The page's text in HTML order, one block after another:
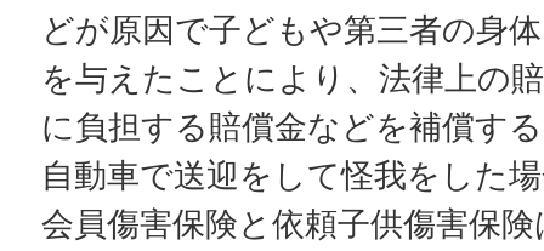
どが原因で子どもや第三者の身
を与えたことにより、法律上の
に負担する賠償金などを補償す
自動車で送迎をして怪我をした
会員傷害保険と依頼子供傷害保